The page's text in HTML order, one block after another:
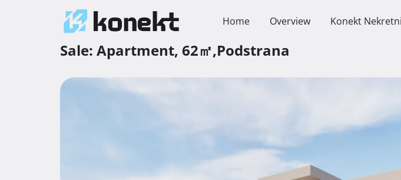
Home Overview Konekt
Sale: Apartment, 62㎡,Podstrana